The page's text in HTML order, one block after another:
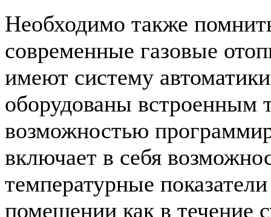
Необходимо также
современные газовые
имеют систему
оборудованы встроенным
возможностью
включает в себя
температурные
помещении как в течение